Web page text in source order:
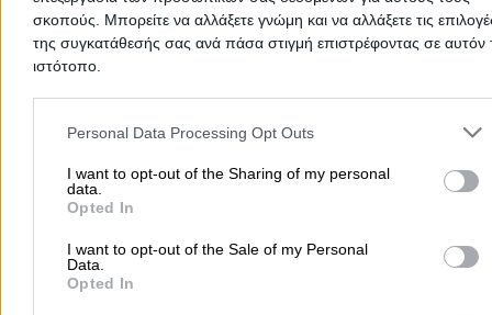
σκοπούς. Μπορείτε να αλλάξετε γνώμη και να αλλάξετε τις
της συγκατάθεσής σας ανά πάσα στιγμή επιστρέφοντας σε αυτόν
ιστότοπο.
Please note that this website/app uses one or more Google
and may gather and store information including but not limited to
to Google and its third-party tags to use your data for below
purposes in below Google consent section.
Personal Data Processing Opt Outs
I want to opt-out of the Sharing of my personal
data.
Opted In
I want to opt-out of the Sale of my Personal
Data.
Opted In
Καρδιολόγοι
Δημοφιλείς Αναζητήσεις
Μετακομίσεις & Μεταφορές
Ψυχολόγοι Παιδικοί Σταθμοί Οδοντίατροι
Συνεργεία Αυτοκινήτων